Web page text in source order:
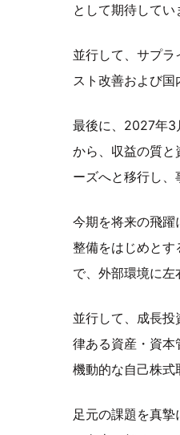
として期待してい
並行して、サプ
スト改善および国
最後に、2027年3
から、収益の質と
ーズへと移行し、
今期を将来の飛
整備をはじめとす
で、外部環境に左
並行して、成長
律ある資産・資
機動的な自己株式
足元の課題を真